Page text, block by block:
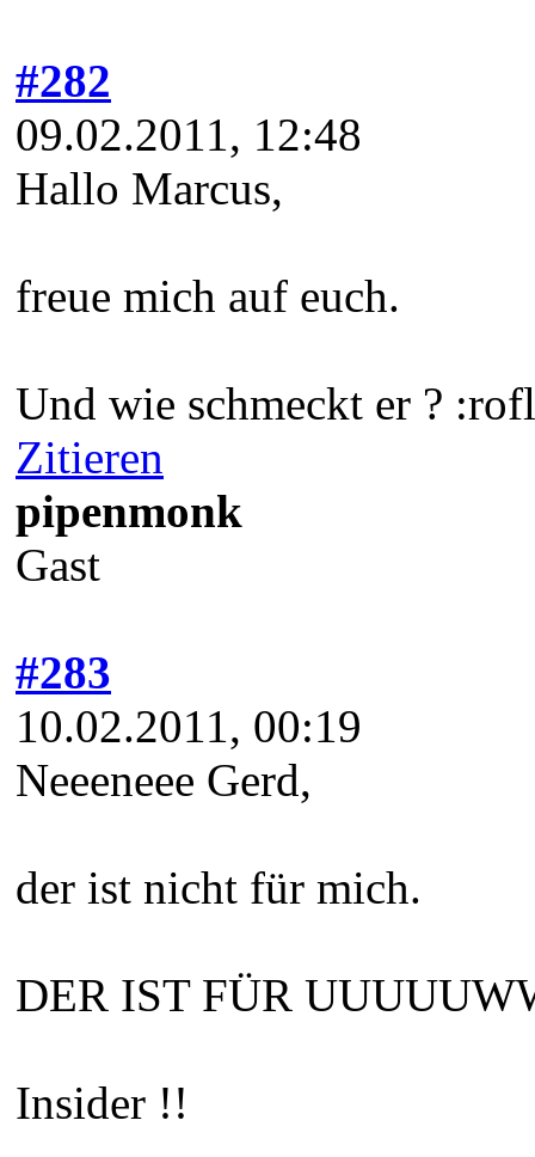
#282
09.02.2011, 12:48
Hallo Marcus,
freue mich auf euch.
Und wie schmeckt er ?
Zitieren
pipenmonk
Gast
#283
10.02.2011, 00:19
Neeeneee Gerd,
der ist nicht für mich.
DER IST FÜR
Insider !!